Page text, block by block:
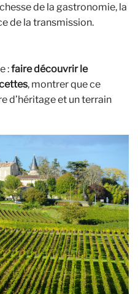
de la gastronomie, la
de la transmission.
:faire découvrir le
, montrer que ce
d’héritage et un terrain